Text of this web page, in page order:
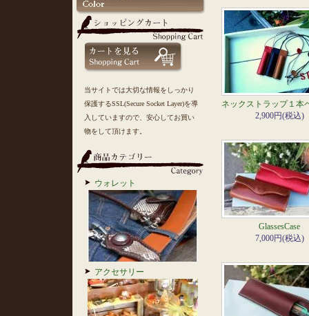
当サイトでは大切な情報をしっかり
保護するSSL(Secure Socket Layer)を導
入していますので、安心してお買い
物をして頂けます。
ウォレット
アクセサリー
ネックストラップ１本
2,900円(税込)
GlassesCase
7,000円(税込)